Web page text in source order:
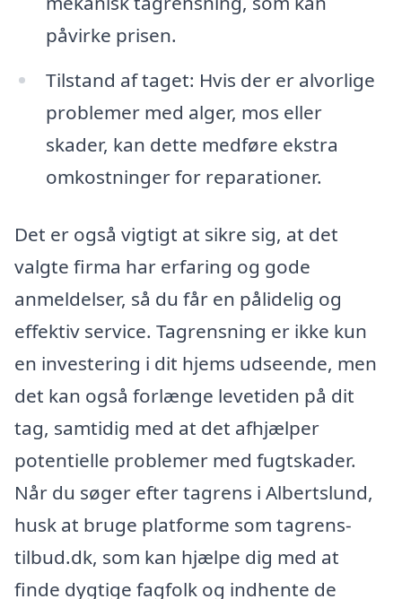
påvirke prisen.
Tilstand af taget: Hvis der er alvorlige
problemer med alger, mos eller
skader, kan dette medføre ekstra
omkostninger for reparationer.
Det er også vigtigt at sikre sig, at det
valgte firma har erfaring og gode
anmeldelser, så du får en pålidelig og
effektiv service. Tagrensning er ikke kun
en investering i dit hjems udseende, men
det kan også forlænge levetiden på dit
tag, samtidig med at det afhjælper
potentielle problemer med fugtskader.
Når du søger efter tagrens i Albertslund,
husk at bruge platforme som tagrens-
tilbud.dk, som kan hjælpe dig med at
finde dygtige fagfolk og indhente de